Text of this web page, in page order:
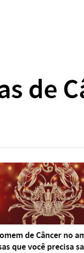
de
de Câncer no
que você precisa